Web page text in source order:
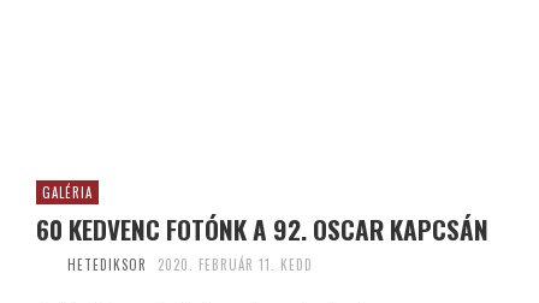
GALÉRIA
60 KEDVENC FOTÓNK A 92. OSCAR KAPCSÁN
HETEDIKSOR 2020. FEBRUÁR 11. KEDD